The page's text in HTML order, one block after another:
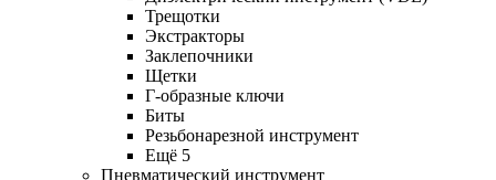
Трещотки
Экстракторы
Заклепочники
Щетки
Г-образные ключи
Биты
Резьбонарезной инструмент
Ещё 5
Пневматический инструмент